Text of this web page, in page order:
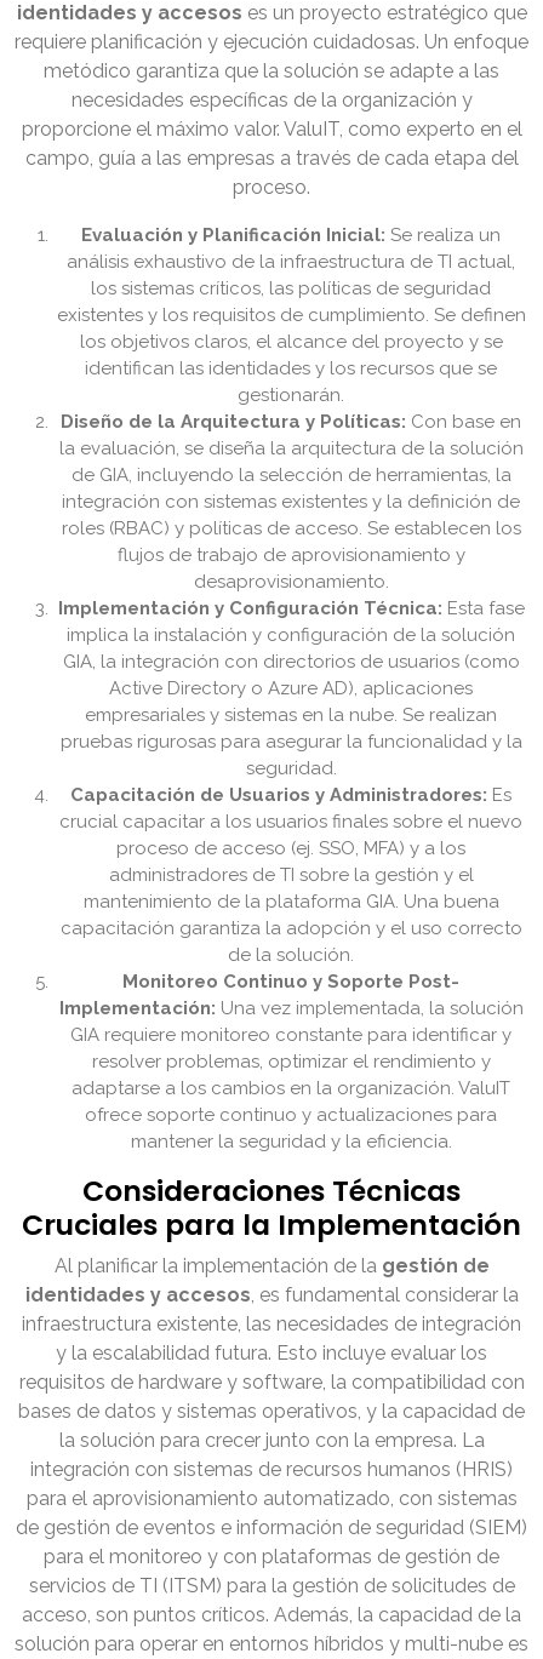
identidades y accesos es un proyecto estratégico que
requiere planificación y ejecución cuidadosas. Un enfoque
metódico garantiza que la solución se adapte a las
necesidades específicas de la organización y
proporcione el máximo valor. ValuIT, como experto en el
campo, guía a las empresas a través de cada etapa del
proceso.
Evaluación y Planificación Inicial: Se realiza un
análisis exhaustivo de la infraestructura de TI actual,
los sistemas críticos, las políticas de seguridad
existentes y los requisitos de cumplimiento. Se definen
los objetivos claros, el alcance del proyecto y se
identifican las identidades y los recursos que se
gestionarán.
Diseño de la Arquitectura y Políticas: Con base en
la evaluación, se diseña la arquitectura de la solución
de GIA, incluyendo la selección de herramientas, la
integración con sistemas existentes y la definición de
roles (RBAC) y políticas de acceso. Se establecen los
flujos de trabajo de aprovisionamiento y
desaprovisionamiento.
Implementación y Configuración Técnica: Esta fase
implica la instalación y configuración de la solución
GIA, la integración con directorios de usuarios (como
Active Directory o Azure AD), aplicaciones
empresariales y sistemas en la nube. Se realizan
pruebas rigurosas para asegurar la funcionalidad y la
seguridad.
Capacitación de Usuarios y Administradores: Es
crucial capacitar a los usuarios finales sobre el nuevo
proceso de acceso (ej. SSO, MFA) y a los
administradores de TI sobre la gestión y el
mantenimiento de la plataforma GIA. Una buena
capacitación garantiza la adopción y el uso correcto
de la solución.
Monitoreo Continuo y Soporte Post-
Implementación: Una vez implementada, la solución
GIA requiere monitoreo constante para identificar y
resolver problemas, optimizar el rendimiento y
adaptarse a los cambios en la organización. ValuIT
ofrece soporte continuo y actualizaciones para
mantener la seguridad y la eficiencia.
Consideraciones Técnicas
Cruciales para la Implementación
Al planificar la implementación de la gestión de
identidades y accesos, es fundamental considerar la
infraestructura existente, las necesidades de integración
y la escalabilidad futura. Esto incluye evaluar los
requisitos de hardware y software, la compatibilidad con
bases de datos y sistemas operativos, y la capacidad de
la solución para crecer junto con la empresa. La
integración con sistemas de recursos humanos (HRIS)
para el aprovisionamiento automatizado, con sistemas
de gestión de eventos e información de seguridad (SIEM)
para el monitoreo y con plataformas de gestión de
servicios de TI (ITSM) para la gestión de solicitudes de
acceso, son puntos críticos. Además, la capacidad de la
solución para operar en entornos híbridos y multi-nube es